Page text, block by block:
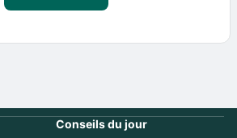
Conseils du jour